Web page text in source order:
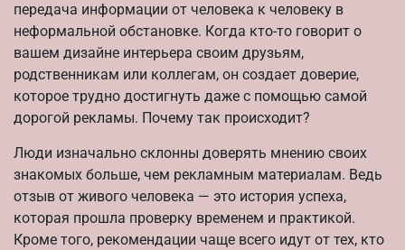
передача информации от человека к человеку в
неформальной обстановке. Когда кто-то говорит о
вашем дизайне интерьера своим друзьям,
родственникам или коллегам, он создает доверие,
которое трудно достигнуть даже с помощью самой
дорогой рекламы. Почему так происходит?
Люди изначально склонны доверять мнению своих
знакомых больше, чем рекламным материалам. Ведь
отзыв от живого человека — это история успеха,
которая прошла проверку временем и практикой.
Кроме того, рекомендации чаще всего идут от тех, кто